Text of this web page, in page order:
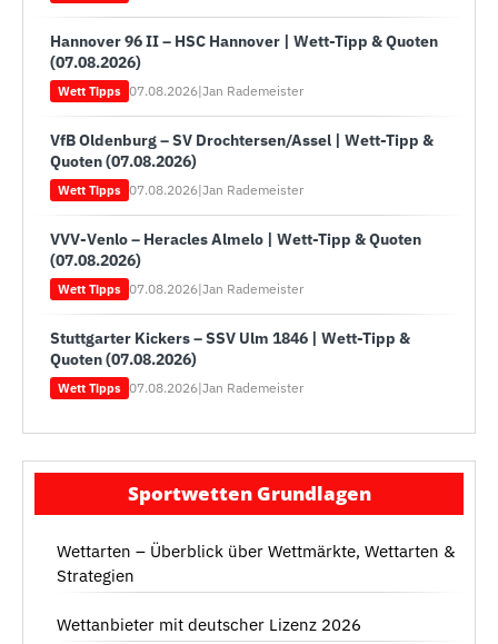
Hannover 96 II – HSC Hannover | Wett-Tipp & Quoten
(07.08.2026)
Wett Tipps 07.08.2026|Jan Rademeister
VfB Oldenburg – SV Drochtersen/Assel | Wett-Tipp &
Quoten (07.08.2026)
Wett Tipps 07.08.2026|Jan Rademeister
VVV-Venlo – Heracles Almelo | Wett-Tipp & Quoten
(07.08.2026)
Wett Tipps 07.08.2026|Jan Rademeister
Stuttgarter Kickers – SSV Ulm 1846 | Wett-Tipp &
Quoten (07.08.2026)
Wett Tipps 07.08.2026|Jan Rademeister
Sportwetten Grundlagen
Wettarten – Überblick über Wettmärkte, Wettarten &
Strategien
Wettanbieter mit deutscher Lizenz 2026